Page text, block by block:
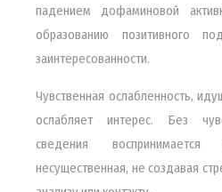
падением дофаминовой
образованию позитивного
заинтересованности.
Чувственная ослабленность,
ослабляет интерес. Без
сведения
несущественная, не создавая